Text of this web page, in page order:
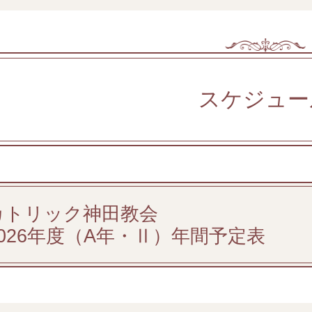
スケジュ
トリック神田教会
年度（A年・Ⅱ）年間予定表